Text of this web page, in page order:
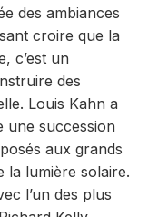
des ambiances
croire que la
c’est un
des
Louis Kahn a
une succession
aux grands
la lumière solaire.
l’un des plus